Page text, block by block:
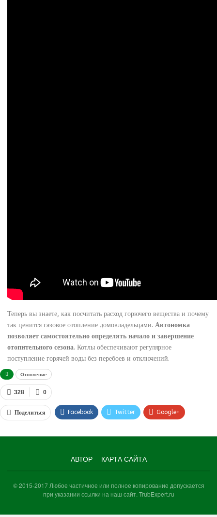
Теперь вы знаете, как посчитать расход горючего вещества и почему
так ценится газовое отопление домовладельцами. Автономка
позволяет самостоятельно определять начало и завершение
отопительного сезона. Котлы обеспечивают регулярное
поступление горячей воды без перебоев и отключений.
Отопление
0
328
Поделиться Facebook Twitter Google+
АВТОР КАРТА САЙТА
© 2015-2017 Любое частичное или полное копирование допускается
при указании ссылки на наш сайт. TrubExpert.ru